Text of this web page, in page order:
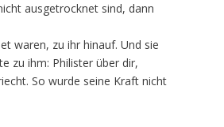
ausgetrocknet sind, dann
waren, zu ihr hinauf. Und sie
zu ihm: Philister über dir,
So wurde seine Kraft nicht